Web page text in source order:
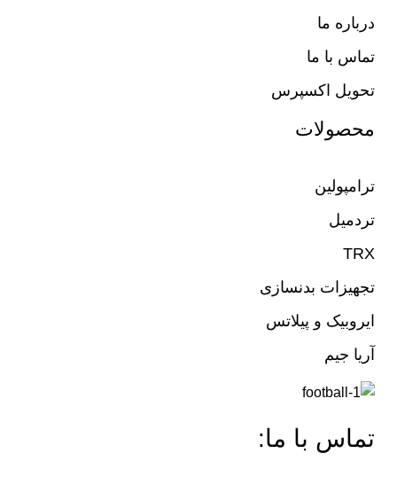
درباره ما
تماس با ما
تحویل اکسپرس
محصولات
ترامپولین
تردمیل
TRX
تجهیزات بدنسازی
ایروبیک و پیلاتس
آریا جیم
تماس با ما: